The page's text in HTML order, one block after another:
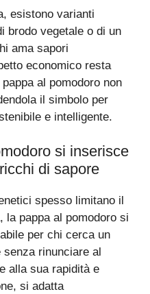
esistono varianti
brodo vegetale o di un
ama sapori
economico resta
al pomodoro non
il simbolo per
e intelligente.
si inserisce
di sapore
spesso limitano il
la pappa al pomodoro si
per chi cerca un
rinunciare al
alla sua rapidità e
si adatta